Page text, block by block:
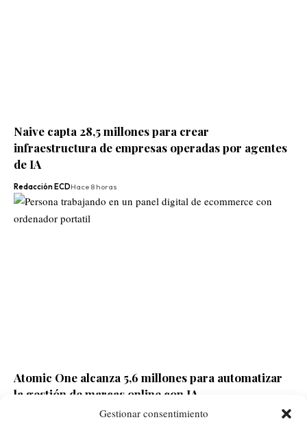
Gestionar consentimiento
Naive capta 28,5 millones para crear
infraestructura de empresas operadas por agentes
de IA
Redacción ECDHace 8 horas
Atomic One alcanza 5,6 millones para automatizar
la gestión de marcas online con IA
Hace 9 horas